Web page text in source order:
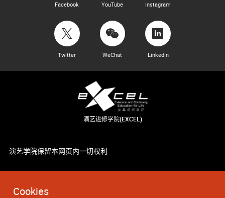
Cookies
Facebook YouTube Instagram
Twitter WeChat LinkedIn
演艺进修学院(EXCEL)
演艺学院保留本网页内一切权利